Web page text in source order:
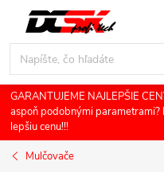
obsah
GARANTUJEME NAJLEPŠIE
aspoň podobnými parametrami?
lepšiu cenu!!!
Mulčovače